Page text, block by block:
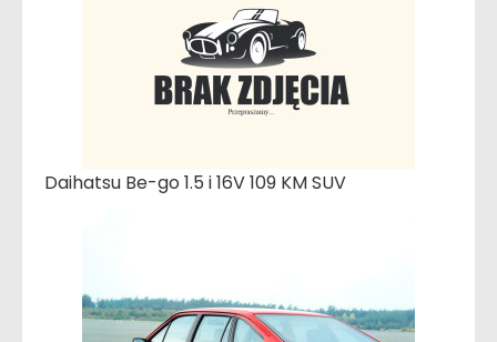
Daihatsu Be-go 1.5 i 16V 109 KM SUV